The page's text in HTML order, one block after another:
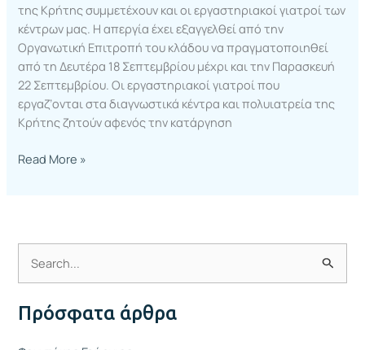
της Κρήτης συμμετέχουν και οι εργαστηριακοί γιατροί των
κέντρων μας. Η απεργία έχει εξαγγελθεί από την
Οργανωτική Επιτροπή του κλάδου να πραγματοποιηθεί
από τη Δευτέρα 18 Σεπτεμβρίου μέχρι και την Παρασκευή
22 Σεπτεμβρίου. Οι εργαστηριακοί γιατροί που
εργαζ’ονται στα διαγνωστικά κέντρα και πολυιατρεία της
Κρήτης ζητούν αφενός την κατάργηση
Read More »
ν
α
Πρόσφατα άρθρα